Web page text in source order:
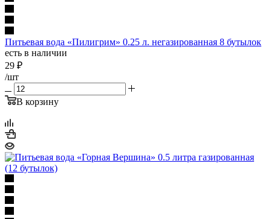
Питьевая вода «Пилигрим» 0.25 л. негазированная 8 бутылок
есть в наличии
29 ₽
/шт
В корзину